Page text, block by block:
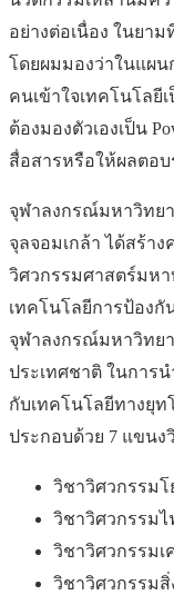
อย่างต่อเนื่อง ในยา
โดยผมมองว่าในแผ
คนเข้าใจเทคโนโลยี
ต้องมองตัวเองเป็น
สื่อสารหรือให้ผลตอ
จุฬาลงกรณ์มหาวิทยา
จุลจอมเกล้า ได้สร้า
วิศวกรรมศาสตร์มห
เทคโนโลยีการป้อง
จุฬาลงกรณ์มหาวิทย
ประเทศชาติ ในการ
กับเทคโนโลยีทางยุ
ประกอบด้วย 7 แขนง
วิชาวิศวกรรมโ
วิชาวิศวกรรมไ
วิชาวิศวกรรมเ
วิชาวิศวกรรม